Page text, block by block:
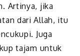
Artinya, jika
dari Allah, itu
Juga
tajam untuk